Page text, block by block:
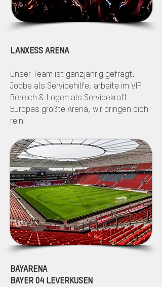
LANXESS ARENA
Unser Team ist ganzjährig gefragt.
Jobbe als Servicehilfe, arbeite im VIP
Bereich & Logen als Servicekraft.
Europas größte Arena, wir bringen dich
rein!
BAYARENA
BAYER 04 LEVERKUSEN